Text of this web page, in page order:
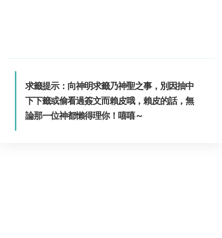
求籤提示：向神明求籤乃神聖之事，別因抽中
下下籤或偷看過簽文而賴皮哦，賴皮的話，無
論那一位神都懶得理你！嘻嘻～